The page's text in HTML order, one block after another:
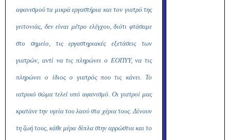
αφανισμού τα μικρά εργαστήρια και τον γιατρό της
γειτονιάς, δεν είναι μέτρο ελέγχου, διότι φτάσαμε
στο σημείο, τις εργαστηριακές εξετάσεις των
γιατρών, αντί να τις πληρώνει ο ΕΟΠΥΥ, να τις
πληρώνει ο ίδιος ο γιατρός που τις κάνει. Το
ιατρικό σώμα τελεί υπό αφανισμό. Οι γιατροί μας
κρατάνε την υγεία του λαού στα χέρια τους. Δίνουν
τη ζωή τους, κάθε μέρα δίπλα στην αρρώστια και το